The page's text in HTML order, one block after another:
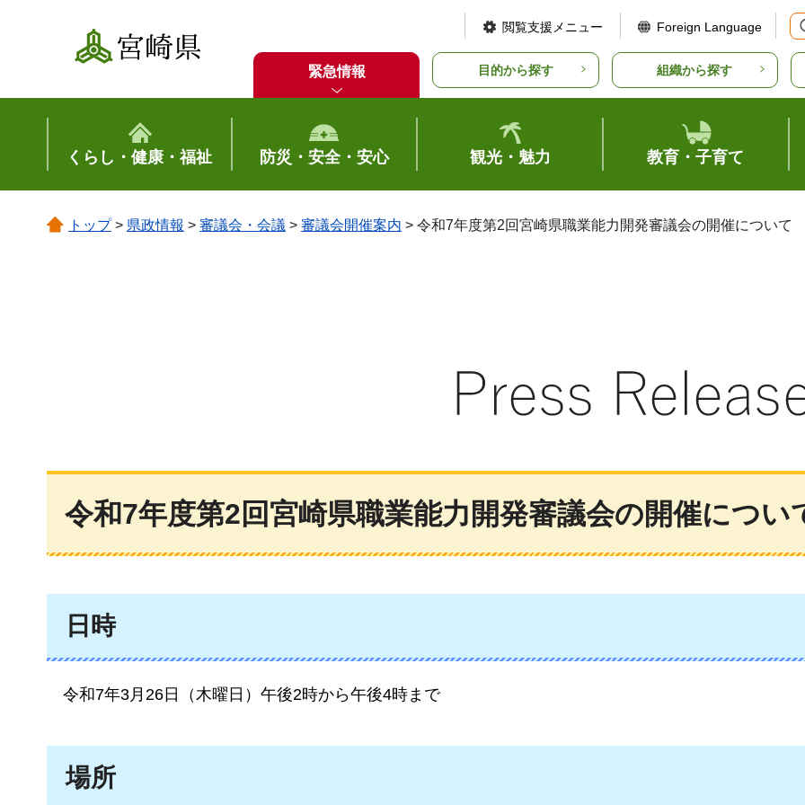
宮崎県
閲覧支援メニュー Foreign Language
緊急情報 目的から探す 組織から探す
くらし・健康・福祉 防災・安全・安心 観光・魅力 教育・子育て
トップ> 県政情報 > 審議会・会議 > 審議会開催案内 > 令和7年度第2回宮崎県職業能力開発審議会の開催について
令和7年度第2回宮崎県職業能力開発審議会の開催につい
日時
令和7年3月26日（木曜日）午後2時から午後4時まで
場所